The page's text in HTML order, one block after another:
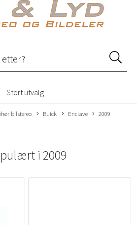
Stort utvalg
bilstereo Buick Enclave 2009
i 2009